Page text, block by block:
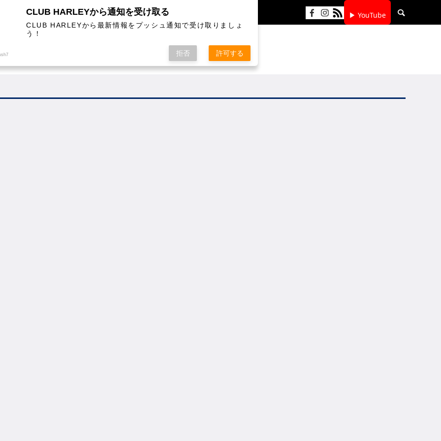
▶ YouTube
COLUMN
CLUB HARLEYから通知を受け取る
CLUB HARLEYから最新情報をプッシュ通知で受け取りましょ
う！
拒否 許可する